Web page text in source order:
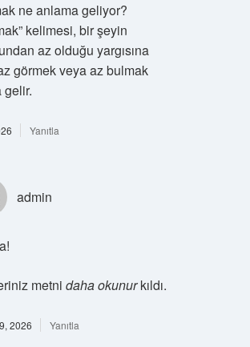
ne anlama geliyor?
kelimesi, bir şeyin
az olduğu yargısına
görmek veya az bulmak
gelir.
Yanıtla
admin
metni daha okunurkıldı.
2026 Yanıtla